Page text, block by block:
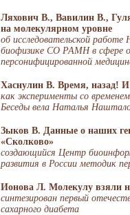
Ляхович В., Вавилин В.,
на молекулярном уровне
об исследовательской
биофизике СО РАМН в сфере
персонифицированной
Хаснулин В. Время, назад! И
как эксперименты со
Беседы вела Наталья
Зыков В. Данные о наших
«Сколково»
создающийся Центр
развития в России методик
Ионова Л. Молекулу взяли
синтезирован первый
сахарного диабета